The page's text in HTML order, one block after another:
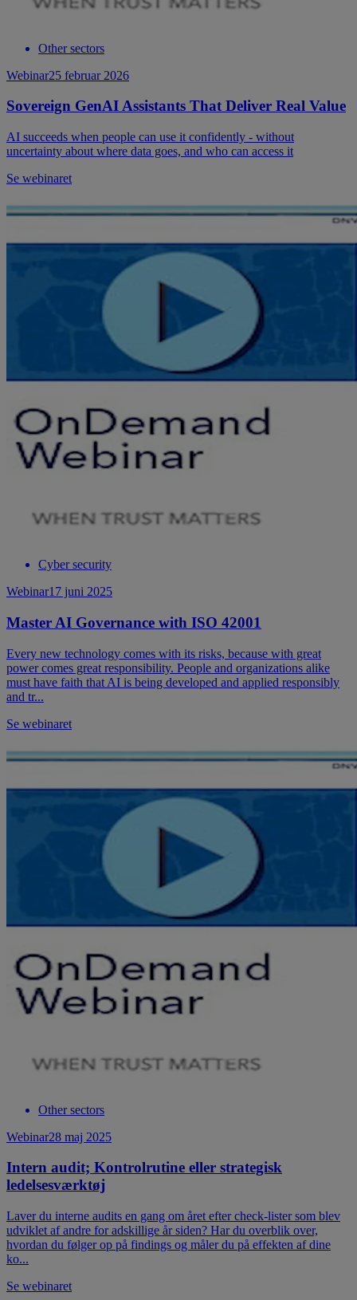
Other sectors
Webinar25 februar 2026
Sovereign GenAI Assistants That Deliver Real Value
AI succeeds when people can use it confidently - without
uncertainty about where data goes, and who can access it
Se webinaret
Cyber security
Webinar17 juni 2025
Master AI Governance with ISO 42001
Every new technology comes with its risks, because with great
power comes great responsibility. People and organizations alike
must have faith that AI is being developed and applied responsibly
and tr...
Se webinaret
Other sectors
Webinar28 maj 2025
Intern audit; Kontrolrutine eller strategisk
ledelsesværktøj
Laver du interne audits en gang om året efter check-lister som blev
udviklet af andre for adskillige år siden? Har du overblik over,
hvordan du følger op på findings og måler du på effekten af dine
ko...
Se webinaret